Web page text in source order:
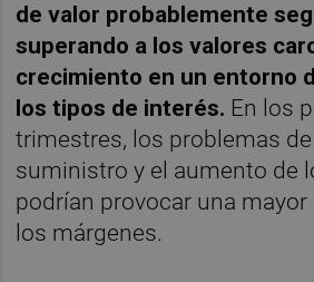
de valor probablemente
superando a los valores
crecimiento en un entorno
los tipos de interés. En los
trimestres, los problemas
suministro y el aumento de
podrían provocar una
los márgenes.